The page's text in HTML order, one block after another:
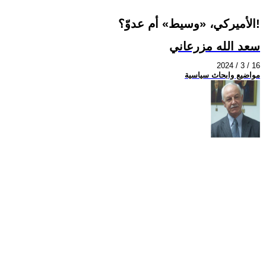
الأميركي، «وسيط» أم عدوّ؟!
سعد الله مزرعاني
2024 / 3 / 16
مواضيع وابحاث سياسية